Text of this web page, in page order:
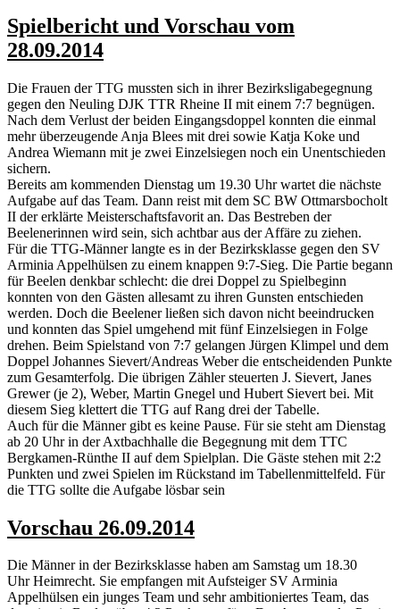
Spielbericht und Vorschau vom
28.09.2014
Die Frauen der TTG mussten sich in ihrer Bezirksligabegegnung
gegen den Neuling DJK TTR Rheine II mit einem 7:7 begnügen.
Nach dem Verlust der beiden Eingangsdoppel konnten die einmal
mehr überzeugende Anja Blees mit drei sowie Katja Koke und
Andrea Wiemann mit je zwei Einzelsiegen noch ein Unentschieden
sichern.
Bereits am kommenden Dienstag um 19.30 Uhr wartet die nächste
Aufgabe auf das Team. Dann reist mit dem SC BW Ottmarsbocholt
II der erklärte Meisterschaftsfavorit an. Das Bestreben der
Beelenerinnen wird sein, sich achtbar aus der Affäre zu ziehen.
Für die TTG-Männer langte es in der Bezirksklasse gegen den SV
Arminia Appelhülsen zu einem knappen 9:7-Sieg. Die Partie begann
für Beelen denkbar schlecht: die drei Doppel zu Spielbeginn
konnten von den Gästen allesamt zu ihren Gunsten entschieden
werden. Doch die Beelener ließen sich davon nicht beeindrucken
und konnten das Spiel umgehend mit fünf Einzelsiegen in Folge
drehen. Beim Spielstand von 7:7 gelangen Jürgen Klimpel und dem
Doppel Johannes Sievert/Andreas Weber die entscheidenden Punkte
zum Gesamterfolg. Die übrigen Zähler steuerten J. Sievert, Janes
Grewer (je 2), Weber, Martin Gnegel und Hubert Sievert bei. Mit
diesem Sieg klettert die TTG auf Rang drei der Tabelle.
Auch für die Männer gibt es keine Pause. Für sie steht am Dienstag
ab 20 Uhr in der Axtbachhalle die Begegnung mit dem TTC
Bergkamen-Rünthe II auf dem Spielplan. Die Gäste stehen mit 2:2
Punkten und zwei Spielen im Rückstand im Tabellenmittelfeld. Für
die TTG sollte die Aufgabe lösbar sein
Vorschau 26.09.2014
Die Männer in der Bezirksklasse haben am Samstag um 18.30
Uhr Heimrecht. Sie empfangen mit Aufsteiger SV Arminia
Appelhülsen ein junges Team und sehr ambitioniertes Team, das